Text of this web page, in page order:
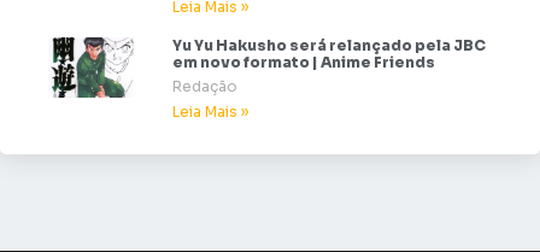
Leia Mais »
Yu Yu Hakusho será relançado pela JBC
em novo formato | Anime Friends
Redação
Leia Mais »